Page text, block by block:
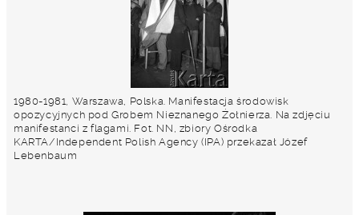
1980-1981, Warszawa, Polska. Manifestacja środowisk
opozycyjnych pod Grobem Nieznanego Żołnierza. Na zdjęciu
manifestanci z flagami. Fot. NN, zbiory Ośrodka
KARTA/Independent Polish Agency (IPA) przekazał Józef
Lebenbaum